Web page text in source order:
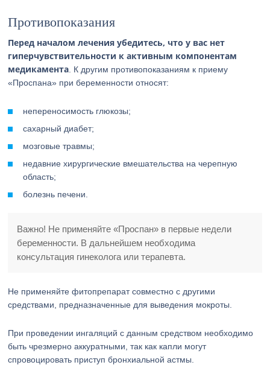
Противопоказания
Перед началом лечения убедитесь, что у вас нет
гиперчувствительности к активным компонентам
медикамента . К другим противопоказаниям к приему
«Проспана» при беременности относят:
непереносимость глюкозы;
сахарный диабет;
мозговые травмы;
недавние хирургические вмешательства на черепную
область;
болезнь печени.
Важно! Не применяйте «Проспан» в первые недели
беременности. В дальнейшем необходима
консультация гинеколога или терапевта.
Не применяйте фитопрепарат совместно с другими
средствами, предназначенные для выведения мокроты.
При проведении ингаляций с данным средством необходимо
быть чрезмерно аккуратными, так как капли могут
спровоцировать приступ бронхиальной астмы.